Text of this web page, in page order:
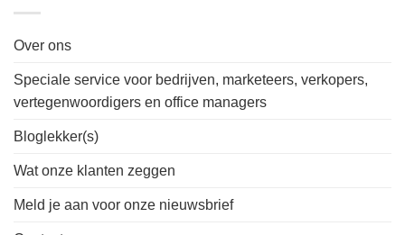
Over ons
Speciale service voor bedrijven, marketeers, verkopers,
vertegenwoordigers en office managers
Bloglekker(s)
Wat onze klanten zeggen
Meld je aan voor onze nieuwsbrief